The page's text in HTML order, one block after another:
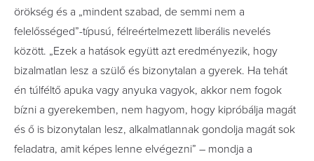
örökség és a „mindent szabad, de semmi nem a
felelősséged”-típusú, félreértelmezett liberális nevelés
között. „Ezek a hatások együtt azt eredményezik, hogy
bizalmatlan lesz a szülő és bizonytalan a gyerek. Ha tehát
én túlféltő apuka vagy anyuka vagyok, akkor nem fogok
bízni a gyerekemben, nem hagyom, hogy kipróbálja magát
és ő is bizonytalan lesz, alkalmatlannak gondolja magát sok
feladatra, amit képes lenne elvégezni” – mondja a